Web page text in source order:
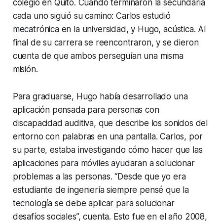
colegio en Quito. Cuando terminaron la secundaria
cada uno siguió su camino: Carlos estudió
mecatrónica en la universidad, y Hugo, acústica. Al
final de su carrera se reencontraron, y se dieron
cuenta de que ambos perseguían una misma
misión.
Para graduarse, Hugo había desarrollado una
aplicación pensada para personas con
discapacidad auditiva, que describe los sonidos del
entorno con palabras en una pantalla. Carlos, por
su parte, estaba investigando cómo hacer que las
aplicaciones para móviles ayudaran a solucionar
problemas a las personas. “Desde que yo era
estudiante de ingeniería siempre pensé que la
tecnología se debe aplicar para solucionar
desafíos sociales”, cuenta. Esto fue en el año 2008,